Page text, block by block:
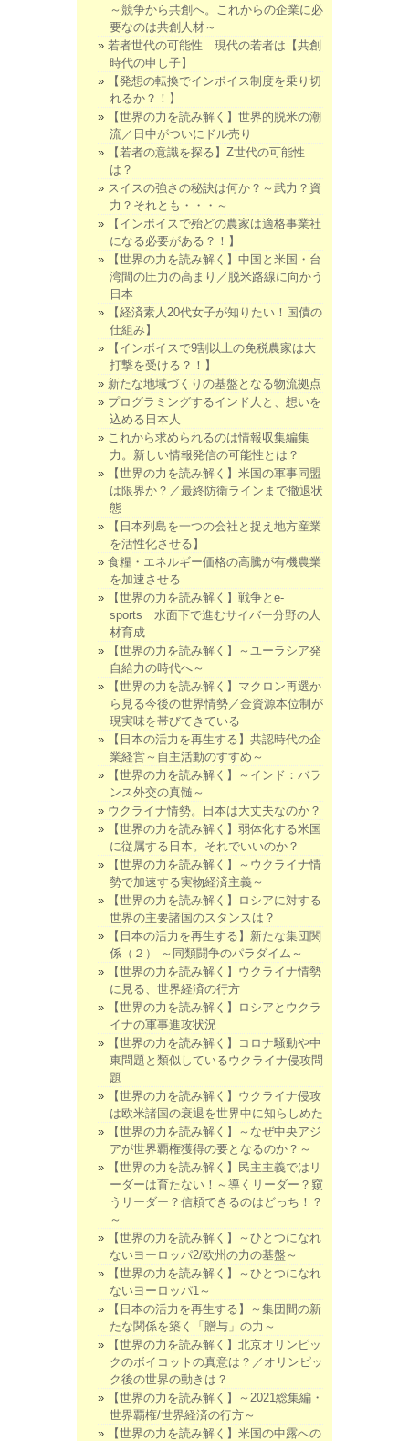
～競争から共創へ。これからの企業に必
要なのは共創人材～
若者世代の可能性 現代の若者は【共創
時代の申し子】
【発想の転換でインボイス制度を乗り切
れるか？！】
【世界の力を読み解く】世界的脱米の潮
流／日中がついにドル売り
【若者の意識を探る】Z世代の可能性
は？
スイスの強さの秘訣は何か？～武力？資
力？それとも・・・～
【インボイスで殆どの農家は適格事業社
になる必要がある？！】
【世界の力を読み解く】中国と米国・台
湾間の圧力の高まり／脱米路線に向かう
日本
【経済素人20代女子が知りたい！国債の
仕組み】
【インボイスで9割以上の免税農家は大
打撃を受ける？！】
新たな地域づくりの基盤となる物流拠点
プログラミングするインド人と、想いを
込める日本人
これから求められるのは情報収集編集
力。新しい情報発信の可能性とは？
【世界の力を読み解く】米国の軍事同盟
は限界か？／最終防衛ラインまで撤退状
態
【日本列島を一つの会社と捉え地方産業
を活性化させる】
食糧・エネルギー価格の高騰が有機農業
を加速させる
【世界の力を読み解く】戦争とe-
sports 水面下で進むサイバー分野の人
材育成
【世界の力を読み解く】～ユーラシア発
自給力の時代へ～
【世界の力を読み解く】マクロン再選か
ら見る今後の世界情勢／金資源本位制が
現実味を帯びてきている
【日本の活力を再生する】共認時代の企
業経営～自主活動のすすめ～
【世界の力を読み解く】～インド：バラ
ンス外交の真髄～
ウクライナ情勢。日本は大丈夫なのか？
【世界の力を読み解く】弱体化する米国
に従属する日本。それでいいのか？
【世界の力を読み解く】～ウクライナ情
勢で加速する実物経済主義～
【世界の力を読み解く】ロシアに対する
世界の主要諸国のスタンスは？
【日本の活力を再生する】新たな集団関
係（２） ～同類闘争のパラダイム～
【世界の力を読み解く】ウクライナ情勢
に見る、世界経済の行方
【世界の力を読み解く】ロシアとウクラ
イナの軍事進攻状況
【世界の力を読み解く】コロナ騒動や中
東問題と類似しているウクライナ侵攻問
題
【世界の力を読み解く】ウクライナ侵攻
は欧米諸国の衰退を世界中に知らしめた
【世界の力を読み解く】～なぜ中央アジ
アが世界覇権獲得の要となるのか？～
【世界の力を読み解く】民主主義ではリ
ーダーは育たない！～導くリーダー？窺
うリーダー？信頼できるのはどっち！？
～
【世界の力を読み解く】～ひとつになれ
ないヨーロッパ2/欧州の力の基盤～
【世界の力を読み解く】～ひとつになれ
ないヨーロッパ1～
【日本の活力を再生する】～集団間の新
たな関係を築く「贈与」の力～
【世界の力を読み解く】北京オリンピッ
クのボイコットの真意は？／オリンピッ
ク後の世界の動きは？
【世界の力を読み解く】～2021総集編・
世界覇権/世界経済の行方～
【世界の力を読み解く】米国の中露への